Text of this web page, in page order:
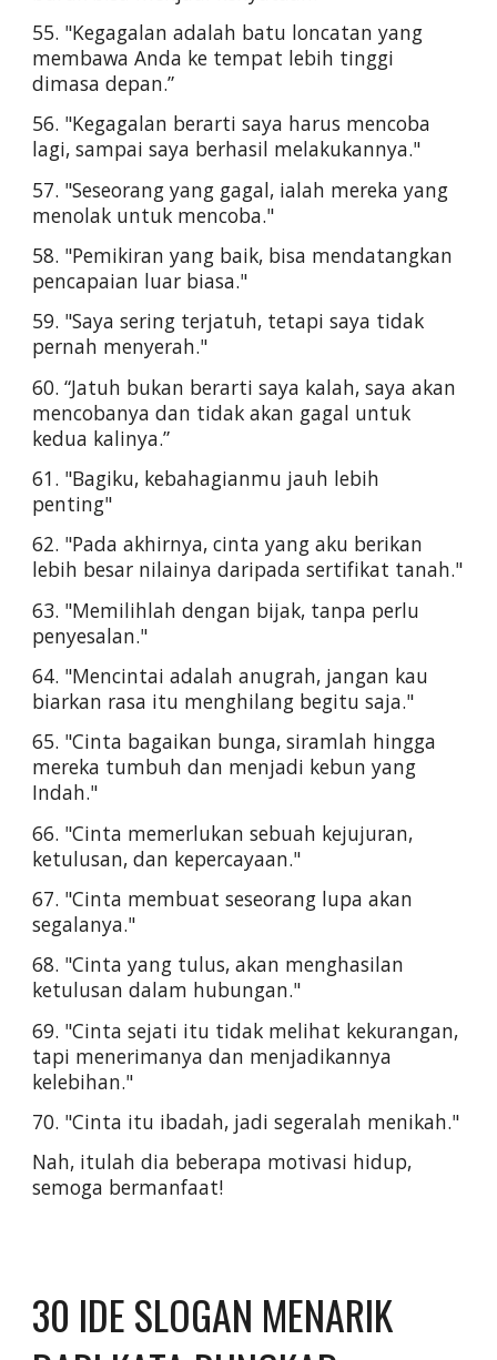
55. "Kegagalan adalah batu loncatan yang
membawa Anda ke tempat lebih tinggi
dimasa depan.”
56. "Kegagalan berarti saya harus mencoba
lagi, sampai saya berhasil melakukannya."
57. "Seseorang yang gagal, ialah mereka yang
menolak untuk mencoba."
58. "Pemikiran yang baik, bisa mendatangkan
pencapaian luar biasa."
59. "Saya sering terjatuh, tetapi saya tidak
pernah menyerah."
60. “Jatuh bukan berarti saya kalah, saya akan
mencobanya dan tidak akan gagal untuk
kedua kalinya.”
61. "Bagiku, kebahagianmu jauh lebih
penting"
62. "Pada akhirnya, cinta yang aku berikan
lebih besar nilainya daripada sertifikat tanah."
63. "Memilihlah dengan bijak, tanpa perlu
penyesalan."
64. "Mencintai adalah anugrah, jangan kau
biarkan rasa itu menghilang begitu saja."
65. "Cinta bagaikan bunga, siramlah hingga
mereka tumbuh dan menjadi kebun yang
Indah."
66. "Cinta memerlukan sebuah kejujuran,
ketulusan, dan kepercayaan."
67. "Cinta membuat seseorang lupa akan
segalanya."
68. "Cinta yang tulus, akan menghasilan
ketulusan dalam hubungan."
69. "Cinta sejati itu tidak melihat kekurangan,
tapi menerimanya dan menjadikannya
kelebihan."
70. "Cinta itu ibadah, jadi segeralah menikah."
Nah, itulah dia beberapa motivasi hidup,
semoga bermanfaat!
30 IDE SLOGAN MENARIK